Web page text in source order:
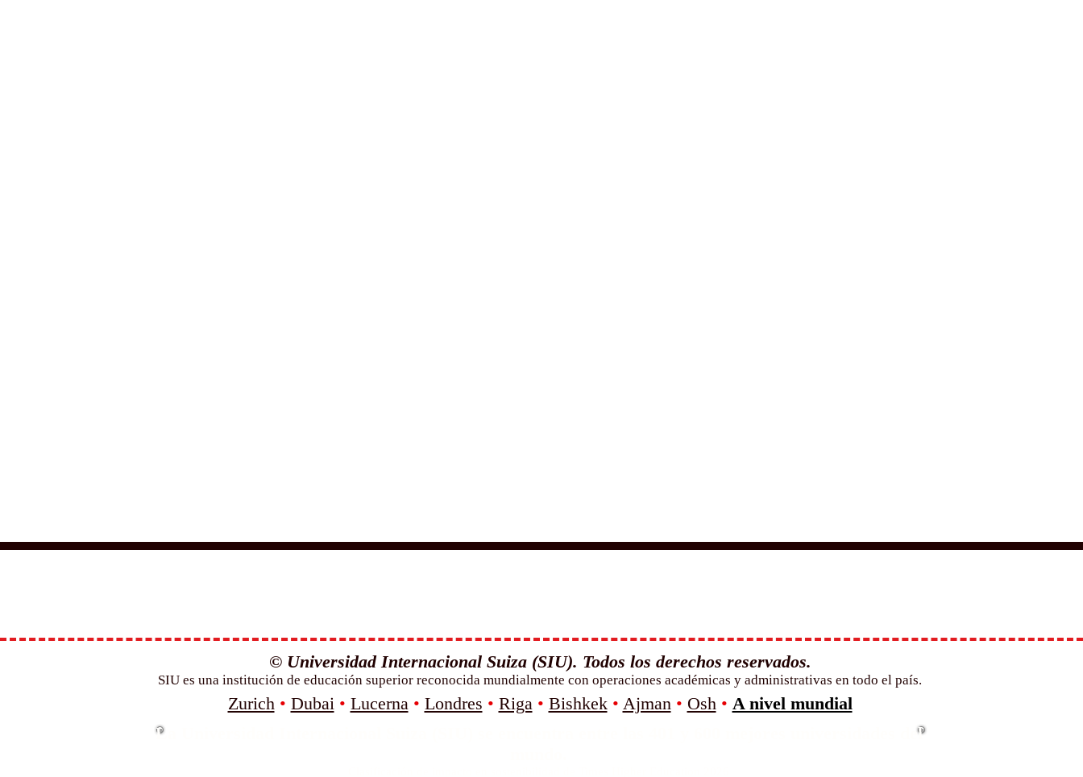
© Universidad Internacional Suiza (SIU). Todos los derechos reservados.
SIU es una institución de educación superior reconocida mundialmente con operaciones académicas y administrativas en todo el país.
Zurich • Dubai • Lucerna • Londres • Riga • Bishkek • Ajman • Osh • A nivel mundial
La Universidad Internacional Suiza (SIU) se encuentra entre las 401 y 600 mejores universidades del